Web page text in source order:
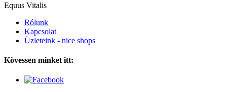
Equus Vitalis
Rólunk
Kapcsolat
Üzleteink - nice shops
Kövessen minket itt: